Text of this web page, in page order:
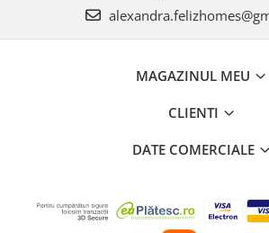
MAGAZINUL MEU
CLIENTI
DATE COMERCIALE